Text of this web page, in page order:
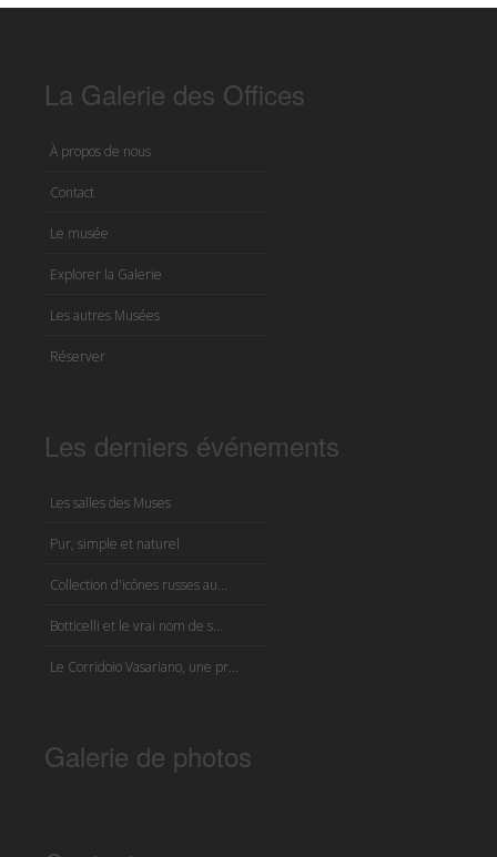
La Galerie des Offices
À propos de nous
Contact
Le musée
Explorer la Galerie
Les autres Musées
Réserver
Les derniers événements
Les salles des Muses
Pur, simple et naturel
Collection d'icônes russes au...
Botticelli et le vrai nom de s...
Le Corridoio Vasariano, une pr...
Galerie de photos